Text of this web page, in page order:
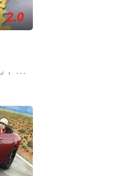
乙真人的帮助下，塑莲
，他在不锈钢教练的
2.0
被石矶娘娘收养。哪